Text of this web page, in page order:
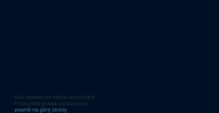
klub hodowców kotów brytyjskich
© wszelkie prawa zastrzeżone
powrót na górę strony